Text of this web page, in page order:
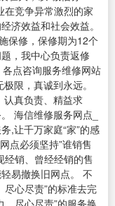
在竞争异常激烈的家
济效益和社会效益。
保修，保修期为12个
，我中心负责返修
点咨询服务维修网站
限，真诚到永远。
真负责、精益求
海信维修服务网点_
,让千万家庭“家”的感
点必须坚持”谁销售
经销、曾经经销的售
易撤换旧网点。 不
心尽责”的标准去完